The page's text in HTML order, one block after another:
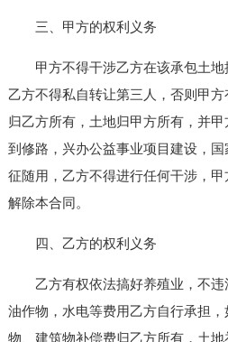
三、甲方的权利义务
甲方不得干涉乙方在该承包土地
乙方不得私自转让第三人，否则甲
归乙方所有，土地归甲方所有，并
到修路，兴办公益事业项目建设，
征随用，乙方不得进行任何干涉，
解除本合同。
四、乙方的权利义务
乙方有权依法搞好养殖业，不
油作物，水电等费用乙方自行承担
物、建筑物补偿费归乙方所有，土地